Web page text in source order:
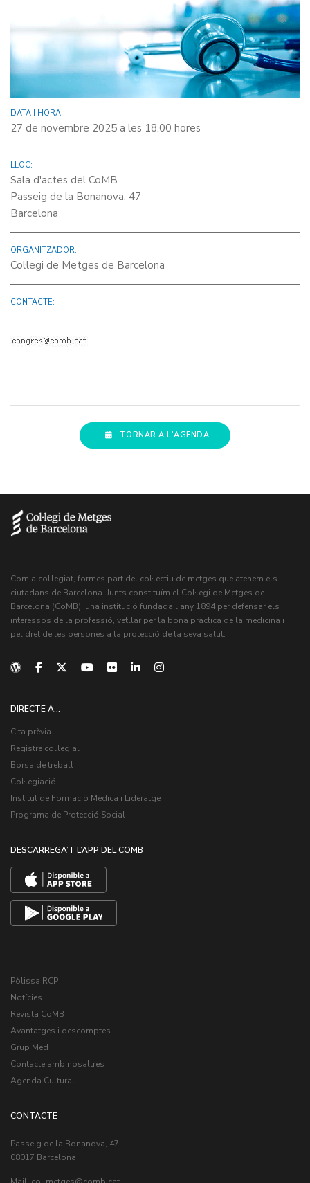
DATA I HORA:
27 de novembre 2025 a les 18.00 hores
LLOC:
Sala d'actes del CoMB
Passeig de la Bonanova, 47
Barcelona
ORGANITZADOR:
Col·legi de Metges de Barcelona
CONTACTE:
TORNAR A L'AGENDA
Com a col·legiat, formes part del col·lectiu de metges que atenem els
ciutadans de Barcelona. Junts constituïm el Col·legi de Metges de
Barcelona (CoMB), una institució fundada l'any 1894 per defensar els
interessos de la professió, vetllar per la bona pràctica de la medicina i
pel dret de les persones a la protecció de la seva salut.
DIRECTE A...
Cita prèvia
Registre col·legial
Borsa de treball
Col·legiació
Institut de Formació Mèdica i Lideratge
Programa de Protecció Social
DESCARREGA’T L’APP DEL COMB
Pòlissa RCP
Notícies
Revista CoMB
Avantatges i descomptes
Grup Med
Contacte amb nosaltres
Agenda Cultural
CONTACTE
Passeig de la Bonanova, 47
08017 Barcelona